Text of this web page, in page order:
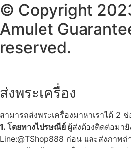
© Copyright
Amulet
reserved.
ส่งพระเครื่อง
สามารถส่งพระเครื่องมาหาเราได้ 2 ช่
1. โดยทางไปรษณีย์ ผู้ส่งต้องติดต่อมา
Line:@TShop888 ก่อน และส่งภาพถ่